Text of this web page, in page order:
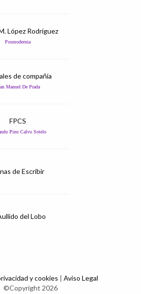
López Rodríguez
Posmodernia
de compañía
Manuel De Prada
FPCS
Pino Calvo Sotelo
de Escribir
del Lobo
y cookies | Aviso Legal
©Copyright 2026